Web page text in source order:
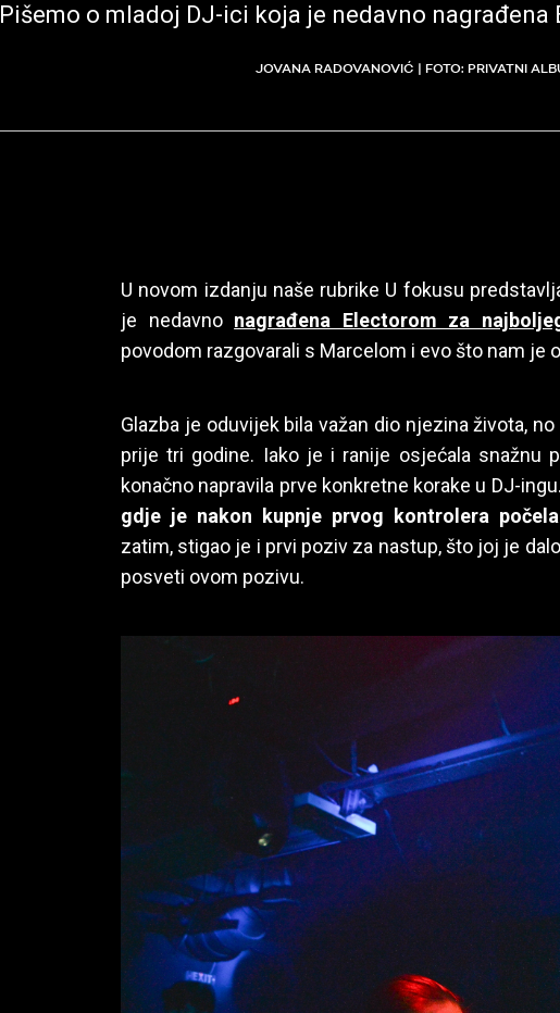
Pišemo o mladoj DJ-ici koja je nedavno
JOVANA RADOVANOVIĆ | FOTO: PRIVATNI
U novom izdanju naše rubrike U fokusu
je nedavno nagrađena Electorom za
povodom razgovarali s Marcelom i evo što nam je
Glazba je oduvijek bila važan dio njezina života,
prije tri godine. Iako je i ranije osjećala snažnu
konačno napravila prve konkretne korake u DJ-ingu.
gdje je nakon kupnje prvog kontrolera
zatim, stigao je i prvi poziv za nastup, što joj je
posveti ovom pozivu.